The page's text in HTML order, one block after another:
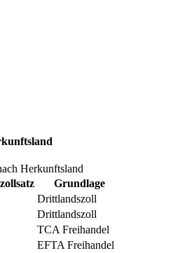
Herkunftsland
Grundlage
Drittlandszoll
Drittlandszoll
TCA Freihandel
EFTA Freihandel